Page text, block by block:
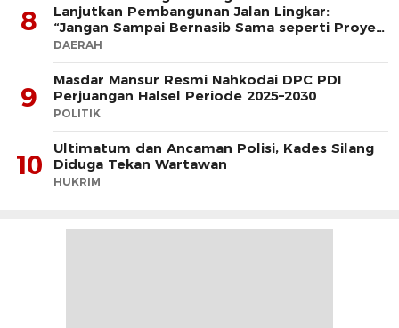
8
Lanjutkan Pembangunan Jalan Lingkar:
“Jangan Sampai Bernasib Sama seperti Proyek
PLTD
DAERAH
9
Masdar Mansur Resmi Nahkodai DPC PDI
Perjuangan Halsel Periode 2025–2030
POLITIK
10
Ultimatum dan Ancaman Polisi, Kades Silang
Diduga Tekan Wartawan
HUKRIM